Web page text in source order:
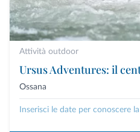
Attività outdoor
Ossana
Inserisci le date per conoscere